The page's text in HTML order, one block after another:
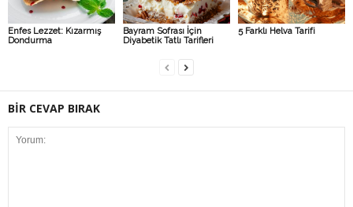
Enfes Lezzet: Kızarmış
Dondurma
Bayram Sofrası İçin
Diyabetik Tatlı Tarifleri
5 Farklı Helva Tarifi
BİR CEVAP BIRAK